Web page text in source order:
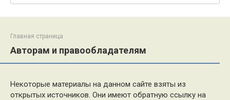
Главная страница
Авторам и правообладателям
Некоторые материалы на данном сайте взяты из
открытых источников. Они имеют обратную ссылку на